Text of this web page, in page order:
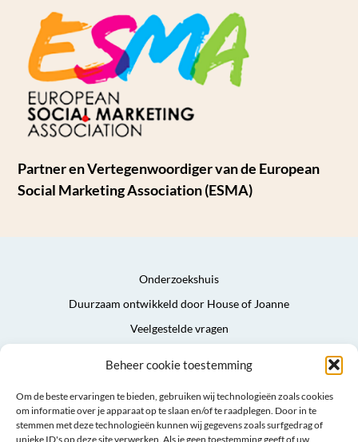
Beheer cookie toestemming
Om de beste ervaringen te bieden, gebruiken wij technologieën zoals cookies
om informatie over je apparaat op te slaan en/of te raadplegen. Door in te
stemmen met deze technologieën kunnen wij gegevens zoals surfgedrag of
unieke ID's op deze site verwerken. Als je geen toestemming geeft of uw
Partner en Vertegenwoordiger van de European
Social Marketing Association (ESMA)
Onderzoekshuis
Duurzaam ontwikkeld door House of Joanne
Veelgestelde vragen
Sitemap